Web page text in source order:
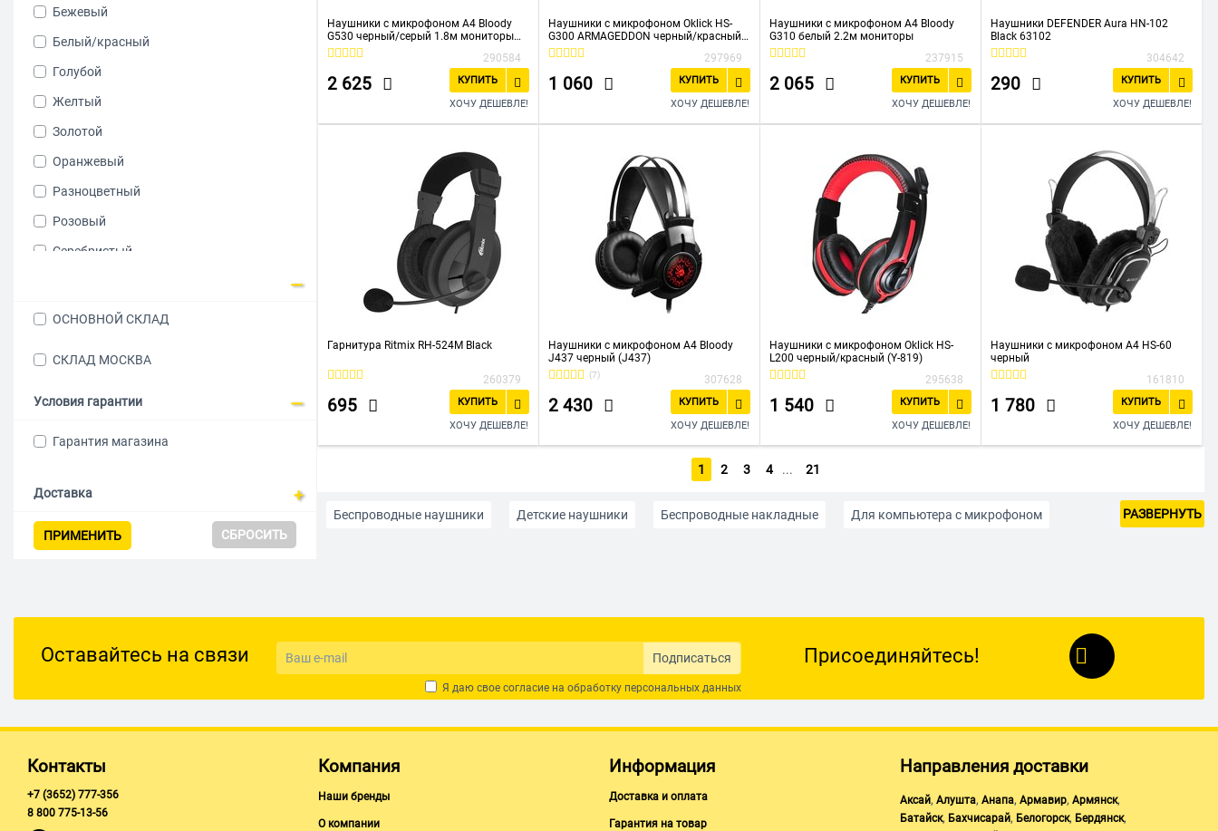
Razer
RazerRazer
REDRAGON
RITMIX
SENNHEISER
Smartbuy
Sony
Steelseries
SVEN
Vixion
1MORE
AUDIO-TECHNICA
Beyerdynamic
Geozon
GoPower
MARSHALL
MAXVI
Lightning
Бежевый
Белый/красный
Голубой
Желтый
Золотой
Оранжевый
Разноцветный
Розовый
Серебристый
Фиолетовый
Черный/красный
Белый
Зеленый
Белый/серебристый
Коричневый
ОСНОВНОЙ СКЛАД
СКЛАД МОСКВА
Условия гарантии
Гарантия магазина
Доставка
ПРИМЕНИТЬ СБРОСИТЬ
Наушники с микрофоном A4 Bloody
G530 черный/серый 1.8м мониторы
(G530)
290584
2 625
КУПИТЬ
ХОЧУ ДЕШЕВЛЕ!
Наушники с микрофоном Oklick HS-
G300 ARMAGEDDON черный/красный
(AH-V1)
297969
1 060
КУПИТЬ
ХОЧУ ДЕШЕВЛЕ!
Наушники с микрофоном A4 Bloody
G310 белый 2.2м мониторы
237915
2 065
КУПИТЬ
ХОЧУ ДЕШЕВЛЕ!
Наушники DEFENDER Aura HN-102
Black 63102
304642
290
КУПИТЬ
ХОЧУ ДЕШЕВЛЕ!
Гарнитура Ritmix RH-524M Black
260379
695
КУПИТЬ
ХОЧУ ДЕШЕВЛЕ!
Наушники с микрофоном A4 Bloody
J437 черный (J437)
(7) 307628
2 430
КУПИТЬ
ХОЧУ ДЕШЕВЛЕ!
Наушники с микрофоном Oklick HS-
L200 черный/красный (Y-819)
295638
1 540
КУПИТЬ
ХОЧУ ДЕШЕВЛЕ!
Наушники с микрофоном A4 HS-60
черный
161810
1 780
КУПИТЬ
ХОЧУ ДЕШЕВЛЕ!
1 2 3 4 ... 21
Беспроводные наушники Детские наушники Беспроводные накладные Для компьютера с микрофоном
Проводные наушники Спортивные с Bluetooth Jack 3.5 мм Белые Голубые Зеленые
Красные Оранжевые Розового цвета Серебристые
РАЗВЕРНУТЬ
Оставайтесь на связи Подписаться
Я даю свое согласие на обработку персональных данных
Присоединяйтесь!
Контакты
+7 (3652) 777-356
8 800 775-13-56
Компания
Наши бренды
О компании
Информация
Доставка и оплата
Гарантия на товар
Направления доставки
Аксай, Алушта, Анапа, Армавир, Армянск,
Батайск, Бахчисарай, Белогорск, Бердянск,